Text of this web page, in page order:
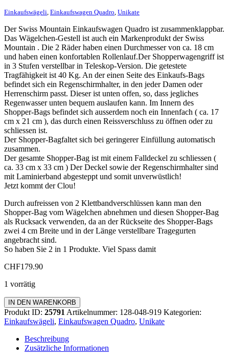
Einkaufswägeli Einkaufswagen Quadro Unikate
Der Swiss Mountain Einkaufswagen Quadro ist zusammenklappbar.
Das Wägelchen-Gestell ist auch ein Markenprodukt der Swiss
Mountain . Die 2 Räder haben einen Durchmesser von ca. 18 cm
und haben einen konfortablen Rollenlauf.Der Shopperwagengriff ist
in 3 Stufen verstellbar in Teleskop-Version. Die getestete
Tragfähigkeit ist 40 Kg. An der einen Seite des Einkaufs-Bags
befindet sich ein Regenschirmhalter, in den jeder Damen oder
Herrenschirm passt. Dieser ist unten offen, so, dass jegliches
Regenwasser unten bequem auslaufen kann. Im Innern des
Shopper-Bags befindet sich ausserdem noch ein Innenfach ( ca. 17
cm x 21 cm ), das durch einen Reissverschluss zu öffnen oder zu
schliessen ist.
Der Shopper-Bagfaltet sich bei geringerer Einfüllung automatisch
zusammen.
Der gesamte Shopper-Bag ist mit einem Falldeckel zu schliessen (
ca. 33 cm x 33 cm ) Der Deckel sowie der Regenschirmhalter sind
mit Laminierband abgesteppt und somit unverwüstlich!
Jetzt kommt der Clou!
Durch aufreissen von 2 Klettbandverschlüssen kann man den
Shopper-Bag vom Wägelchen abnehmen und diesen Shopper-Bag
als Rucksack verwenden, da an der Rückseite des Shopper-Bags
zwei 4 cm Breite und in der Länge verstellbare Tragegurten
angebracht sind.
So haben Sie 2 in 1 Produkte. Viel Spass damit
CHF179.90
1 vorrätig
Einkaufswagen
Quadro
Menge
IN DEN WARENKORB
Produkt ID: 25791 Artikelnummer: 128-048-919 Kategorien:
Einkaufswägeli, Einkaufswagen Quadro, Unikate
Beschreibung
Zusätzliche Informationen